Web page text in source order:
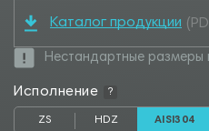
Каталог продукции
Нестандартные размеры
Исполнение ?
ZS HDZ AISI304